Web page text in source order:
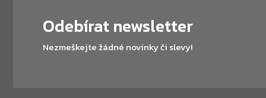
Odebírat newsletter
Nezmeškejte žádné novinky či slevy!